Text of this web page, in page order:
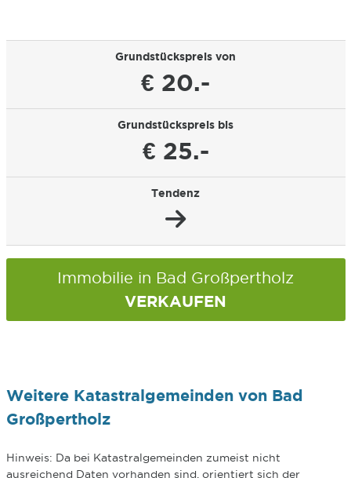
Grundstückspreis von
€ 20.-
Grundstückspreis bis
€ 25.-
Tendenz
Immobilie in Bad Großpertholz
VERKAUFEN
Weitere Katastralgemeinden von Bad
Großpertholz
Hinweis: Da bei Katastralgemeinden zumeist nicht
ausreichend Daten vorhanden sind, orientiert sich der